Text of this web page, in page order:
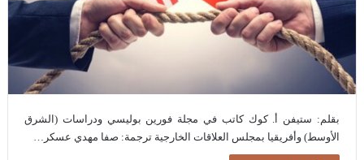
بقلم: ستيفن أ. كوك كاتب في مجلة فورين بوليسي ودراسات (الشرق
الأوسط) وأفريقيا بمجلس العلاقات الخارجية ترجمة: صفا مهدي عسكر…